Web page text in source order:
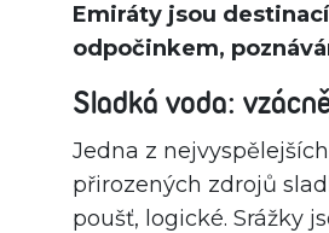
Emiráty jsou
odpočinkem,
Sladká voda:
Jedna z
přirozených zdrojů
poušť, logické. Srážky